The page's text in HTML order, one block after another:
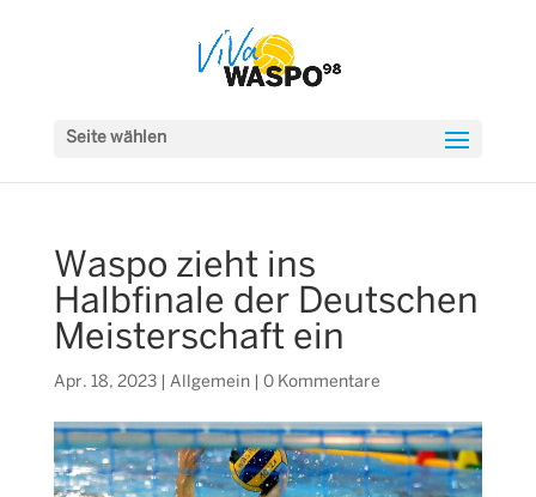
Seite wählen
Waspo zieht ins
Halbfinale der Deutschen
Meisterschaft ein
Apr. 18, 2023| Allgemein| 0 Kommentare